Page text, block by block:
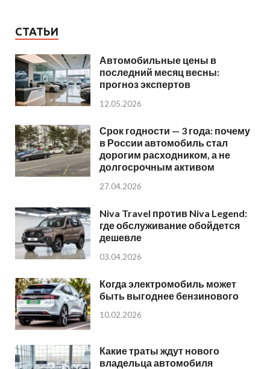
СТАТЬИ
Автомобильные цены в
последний месяц весны:
прогноз экспертов
12.05.2026
Срок годности — 3 года: почему
в России автомобиль стал
дорогим расходником, а не
долгосрочным активом
27.04.2026
Niva Travel против Niva Legend:
где обслуживание обойдется
дешевле
03.04.2026
Когда электромобиль может
быть выгоднее бензинового
10.02.2026
Какие траты ждут нового
владельца автомобиля